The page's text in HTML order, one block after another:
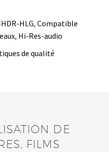
HLG, Compatible
, Hi-Res-audio
de qualité
DE
FILMS